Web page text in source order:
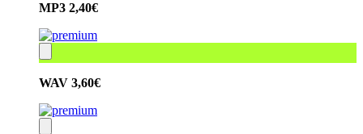
MP3 2,40€
WAV 3,60€